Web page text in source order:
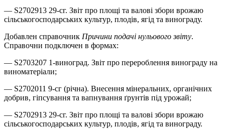
— S2702913 29-сг. Звіт про площі та валові збори врожаю
сільськогосподарських культур, плодів, ягід та винограду.
Добавлен справочник Причини подачі нульового звіту.
Справочни подключен в формах:
— S2703207 1-виноград. Звіт про перероблення винограду на
виноматеріали;
— S2702011 9-сг (річна). Внесення мінеральних, органічних
добрив, гіпсування та вапнування ґрунтів під урожай;
— S2702913 29-сг. Звіт про площі та валові збори врожаю
сільськогосподарських культур, плодів, ягід та винограду.